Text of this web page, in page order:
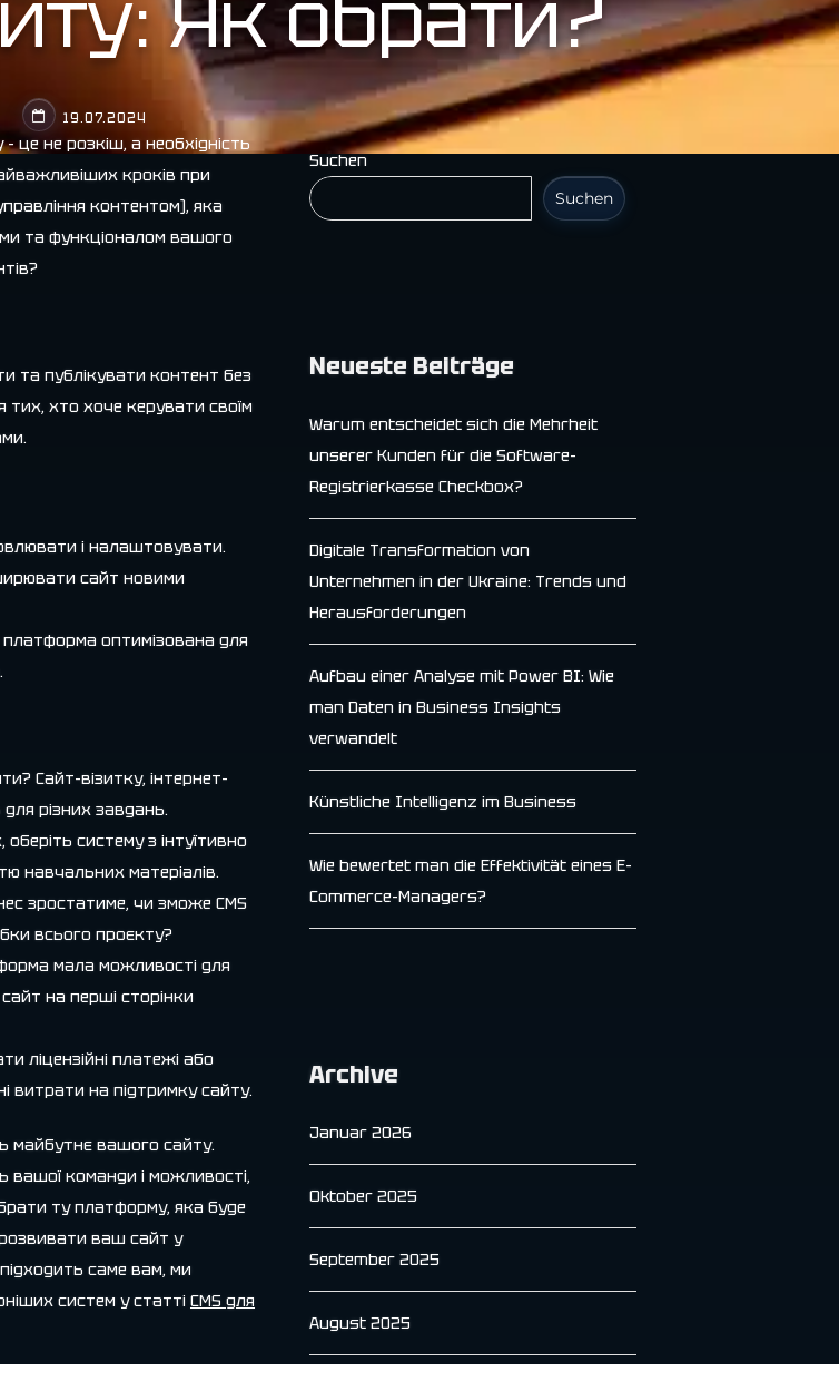
19.07.2024
це не розкіш, а необхідність
кроків при
контентом), яка
та функціоналом вашого
та публікувати контент без
тих, хто хоче керувати своїм
і налаштовувати.
сайт новими
платформа оптимізована для
Сайт-візитку, інтернет-
для різних завдань.
систему з інтуїтивно
навчальних матеріалів.
зростатиме, чи зможе CMS
всього проєкту?
мала можливості для
на перші сторінки
ліцензійні платежі або
витрати на підтримку сайту.
майбутнє вашого сайту.
вашої команди і можливості,
ту платформу, яка буде
ваш сайт у
саме вам, ми
систем у статті CMS для
Suchen
Suchen
Neueste Beiträge
Warum entscheidet sich die Mehrheit
unserer Kunden für die Software-
Registrierkasse Checkbox?
Digitale Transformation von
Unternehmen in der Ukraine: Trends und
Herausforderungen
Aufbau einer Analyse mit Power BI: Wie
man Daten in Business Insights
verwandelt
Künstliche Intelligenz im Business
Wie bewertet man die Effektivität eines E-
Commerce-Managers?
Archive
Januar 2026
Oktober 2025
September 2025
August 2025